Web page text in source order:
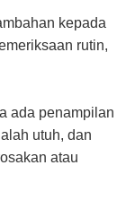
kepada
rutin,
ada penampilan
utuh, dan
atau